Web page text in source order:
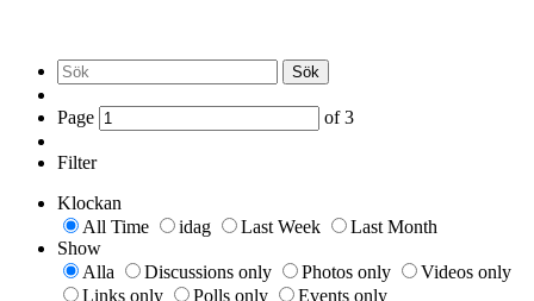
Sök
Page of3
Filter
Klockan
All Time
idag Last Week
Last Month
Show
Alla
Discussions only Photos only
Videos only
Links only
Polls only
Events only